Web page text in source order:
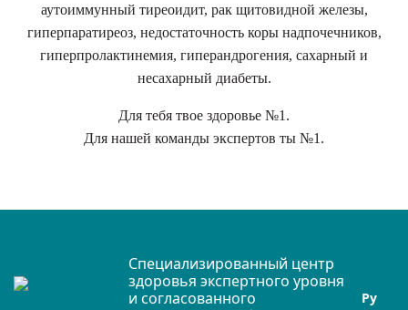
аутоиммунный тиреоидит, рак щитовидной железы,
гиперпаратиреоз, недостаточность коры надпочечников,
гиперпролактинемия, гиперандрогения, сахарный и
несахарный диабеты.
Для тебя твое здоровье №1.
Для нашей команды экспертов ты №1.
Специализированный центр
здоровья экспертного уровня
и согласованного
Ру